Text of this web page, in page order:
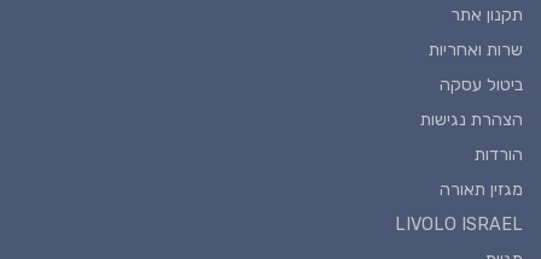
תקנון אתר
שרות ואחריות
ביטול עסקה
הצהרת נגישות
הורדות
מגזין תאורה
LIVOLO ISRAEL